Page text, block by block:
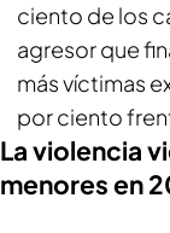
ciento de los
agresor que
más víctimas
por ciento
La violencia
menores en